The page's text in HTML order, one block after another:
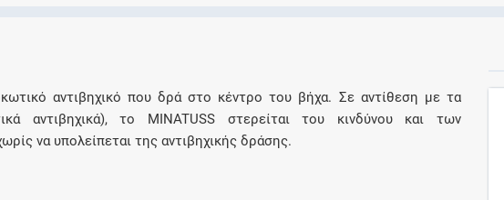
αντιβηχικό που δρά στο κέντρο του βήχα. Σε αντίθεση με τα
αντιβηχικά), το MINATUSS στερείται του κινδύνου και των
να υπολείπεται της αντιβηχικής δράσης.